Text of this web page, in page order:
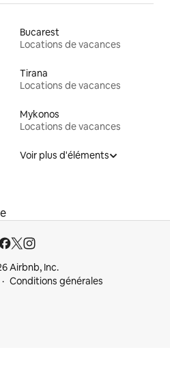
Bucarest
Locations de vacances
Tirana
Locations de vacances
Mykonos
Locations de vacances
Voir plus d'éléments
Airbnb, Inc.
Conditions générales